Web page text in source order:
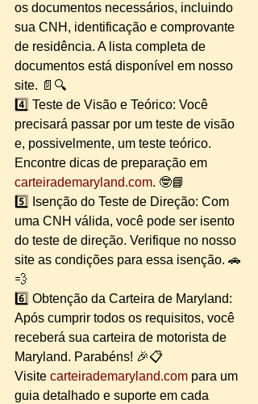
os documentos necessários, incluindo
sua CNH, identificação e comprovante
de residência. A lista completa de
documentos está disponível em nosso
site. 📄🔍
4️⃣ Teste de Visão e Teórico: Você
precisará passar por um teste de visão
e, possivelmente, um teste teórico.
Encontre dicas de preparação em
carteirademaryland.com. 🤓📘
5️⃣ Isenção do Teste de Direção: Com
uma CNH válida, você pode ser isento
do teste de direção. Verifique no nosso
site as condições para essa isenção. 🚗
💨
6️⃣ Obtenção da Carteira de Maryland:
Após cumprir todos os requisitos, você
receberá sua carteira de motorista de
Maryland. Parabéns! 🎉📋
Visite carteirademaryland.com para um
guia detalhado e suporte em cada